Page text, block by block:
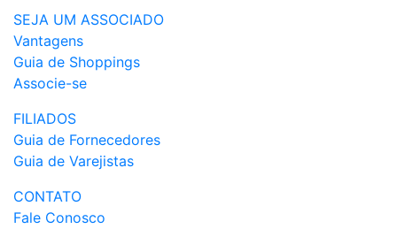
SEJA UM ASSOCIADO
Vantagens
Guia de Shoppings
Associe-se
FILIADOS
Guia de Fornecedores
Guia de Varejistas
CONTATO
Fale Conosco